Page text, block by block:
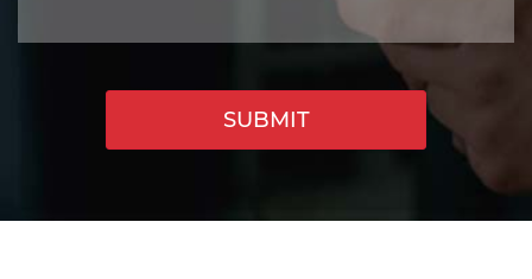
SUBMIT